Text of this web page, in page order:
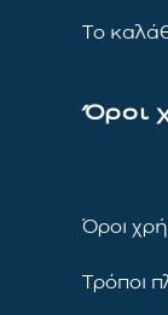
Το
Όροι
Όροι
Τρόποι